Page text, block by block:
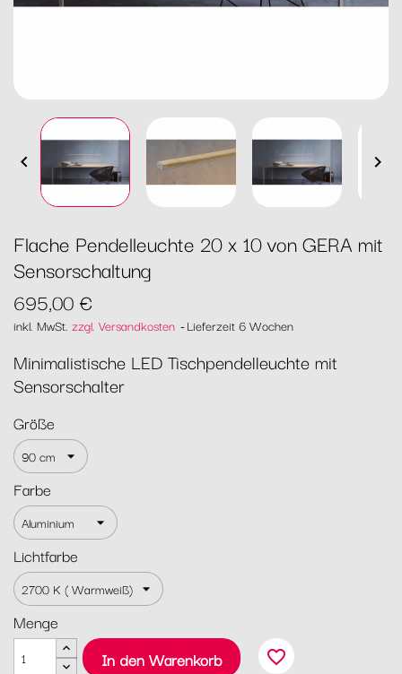
 
Flache Pendelleuchte 20 x 10 von GERA mit
Sensorschaltung
695,00 €
inkl. MwSt. zzgl. Versandkosten Lieferzeit 6 Wochen
Minimalistische LED Tischpendelleuchte mit
Sensorschalter
Größe
Farbe
Lichtfarbe
Menge
In den Warenkorb
favorite_border